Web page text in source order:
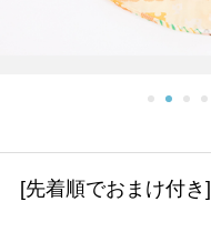
[先着順でおまけ付き]